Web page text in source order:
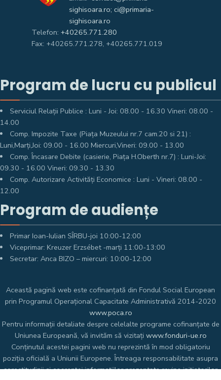
sighisoara.ro; ci@primaria-
sighisoara.ro
Telefon: +40265.771.280
Fax: +40265.771.278, +40265.771.019
Program de lucru cu publicul
Serviciul Relații Publice : Luni - Joi: 08.00 - 16.30 Vineri: 08.00 -
14.00
Comp. Impozite Taxe (Piața Muzeului nr.7 cam.20 si 21) :
Luni,Marți,Joi: 09.00 - 16.00 Miercuri,Vineri: 09.00 - 13.00
Comp. Încasare Debite (casierie, Piața H.Oberth nr.7) : Luni-Joi:
09.30 - 16.00 Vineri: 09.30 - 13.30
Comp. Autorizare Activități Economice : Luni - Vineri: 08.00 -
12.00
Program de audiențe
Primar Ioan-Iulian SÎRBU-joi 10:00-12:00
Viceprimar: Kreuzer Erzsébet -marți 11:00-13:00
Secretar: Anca BIZO – miercuri: 10:00-12:00
Această pagină web este cofinanțată din Fondul Social European
prin Programul Operațional Capacitate Administrativă 2014-2020
www.poca.ro
Pentru informații detaliate despre celelalte programe cofinanțate de
Uniunea Europeană, vă invităm să vizitați www.fonduri-ue.ro
Conținutul acestei pagini web nu reprezintă în mod obligatoriu
poziția oficială a Uniunii Europene. Întreaga responsabilitate asupra
corectitudinii și coerenței informațiilor prezentate revine inițiatorilor